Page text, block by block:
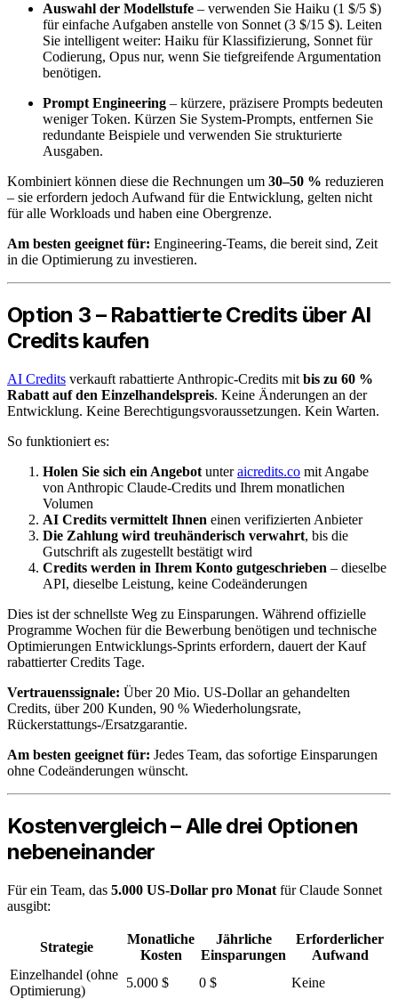
Auswahl der Modellstufe – verwenden Sie Haiku (1 $/5 $)
für einfache Aufgaben anstelle von Sonnet (3 $/15 $). Leiten
Sie intelligent weiter: Haiku für Klassifizierung, Sonnet für
Codierung, Opus nur, wenn Sie tiefgreifende Argumentation
benötigen.
Prompt Engineering – kürzere, präzisere Prompts bedeuten
weniger Token. Kürzen Sie System-Prompts, entfernen Sie
redundante Beispiele und verwenden Sie strukturierte
Ausgaben.
Kombiniert können diese die Rechnungen um 30–50 % reduzieren
– sie erfordern jedoch Aufwand für die Entwicklung, gelten nicht
für alle Workloads und haben eine Obergrenze.
Am besten geeignet für: Engineering-Teams, die bereit sind, Zeit
in die Optimierung zu investieren.
Option 3 – Rabattierte Credits über AI
Credits kaufen
AI Credits verkauft rabattierte Anthropic-Credits mit bis zu 60 %
Rabatt auf den Einzelhandelspreis. Keine Änderungen an der
Entwicklung. Keine Berechtigungsvoraussetzungen. Kein Warten.
So funktioniert es:
Holen Sie sich ein Angebot unteraicredits.co mit Angabe
von Anthropic Claude-Credits und Ihrem monatlichen
Volumen
AI Credits vermittelt Ihnen einen verifizierten Anbieter
Die Zahlung wird treuhänderisch verwahrt, bis die
Gutschrift als zugestellt bestätigt wird
Credits werden in Ihrem Konto gutgeschrieben – dieselbe
API, dieselbe Leistung, keine Codeänderungen
Dies ist der schnellste Weg zu Einsparungen. Während offizielle
Programme Wochen für die Bewerbung benötigen und technische
Optimierungen Entwicklungs-Sprints erfordern, dauert der Kauf
rabattierter Credits Tage.
Vertrauenssignale: Über 20 Mio. US-Dollar an gehandelten
Credits, über 200 Kunden, 90 % Wiederholungsrate,
Rückerstattungs-/Ersatzgarantie.
Am besten geeignet für: Jedes Team, das sofortige Einsparungen
ohne Codeänderungen wünscht.
Kostenvergleich – Alle drei Optionen
nebeneinander
Für ein Team, das 5.000 US-Dollar pro Monat für Claude Sonnet
ausgibt:
Strategie
Monatliche
Kosten
Jährliche
Einsparungen
Erforderlicher
Aufwand
Einzelhandel (ohne
Optimierung)
5.000 $ 0 $
Keine